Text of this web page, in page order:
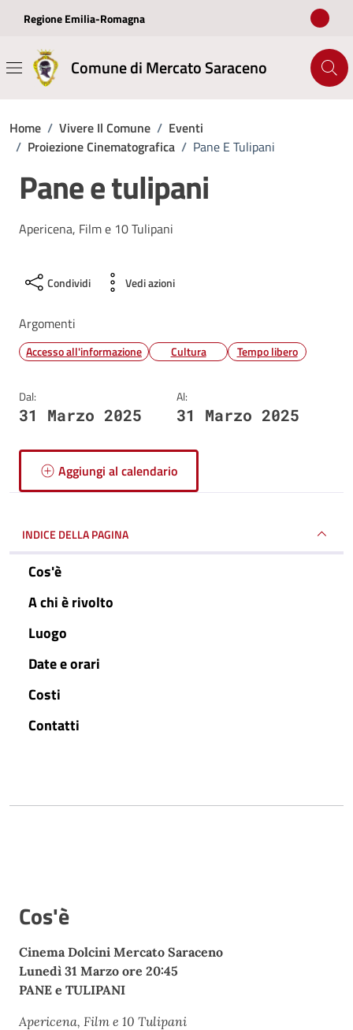
Regione Emilia-Romagna
Comune di Mercato Saraceno
Home / Vivere Il Comune / Eventi
/ Proiezione Cinematografica / Pane E Tulipani
Pane e tulipani
Apericena, Film e 10 Tulipani
Condividi Vedi azioni
Argomenti
Accesso all'informazione Cultura Tempo libero
Dal:
31 Marzo 2025
Al:
31 Marzo 2025
Aggiungi al calendario
INDICE DELLA PAGINA
Cos'è
A chi è rivolto
Luogo
Date e orari
Costi
Contatti
Cos'è
Cinema Dolcini Mercato Saraceno
Lunedì 31 Marzo ore 20:45
PANE e TULIPANI
Apericena, Film e 10 Tulipani